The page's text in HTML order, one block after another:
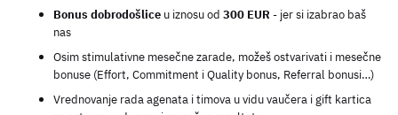
Bonus dobrodošlice u iznosu od 300 EUR - jer si izabrao baš
nas
Osim stimulativne mesečne zarade, možeš ostvarivati i mesečne
bonuse (Effort, Commitment i Quality bonus, Referral bonusi…)
Vrednovanje rada agenata i timova u vidu vaučera i gift kartica